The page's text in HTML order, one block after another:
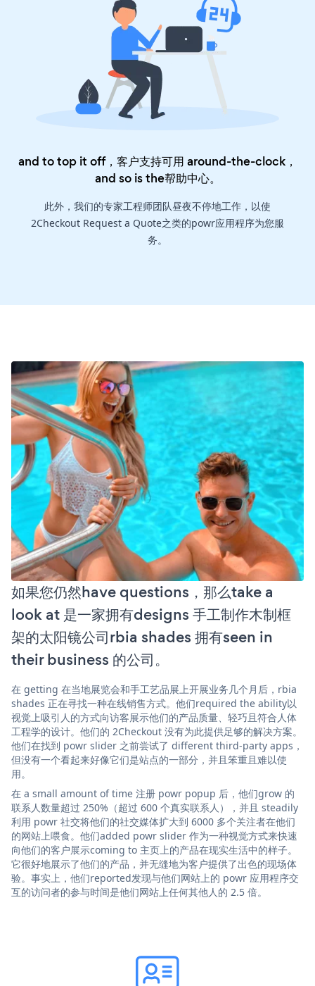
and to top it off，客户支持可用 around-the-clock，
and so is the帮助中心。
此外，我们的专家工程师团队昼夜不停地工作，以使
2Checkout Request a Quote之类的powr应用程序为您服
务。
如果您仍然have questions，那么take a
look at 是一家拥有designs 手工制作木制框
架的太阳镜公司rbia shades 拥有seen in
their business 的公司。
在 getting 在当地展览会和手工艺品展上开展业务几个月后，rbia
shades 正在寻找一种在线销售方式。他们required the ability以
视觉上吸引人的方式向访客展示他们的产品质量、轻巧且符合人体
工程学的设计。他们的 2Checkout 没有为此提供足够的解决方案。
他们在找到 powr slider 之前尝试了 different third-party apps，
但没有一个看起来好像它们是站点的一部分，并且笨重且难以使
用。
在 a small amount of time 注册 powr popup 后，他们grow 的
联系人数量超过 250%（超过 600 个真实联系人），并且 steadily
利用 powr 社交将他们的社交媒体扩大到 6000 多个关注者在他们
的网站上喂食。他们added powr slider 作为一种视觉方式来快速
向他们的客户展示coming to 主页上的产品在现实生活中的样子。
它很好地展示了他们的产品，并无缝地为客户提供了出色的现场体
验。事实上，他们reported发现与他们网站上的 powr 应用程序交
互的访问者的参与时间是他们网站上任何其他人的 2.5 倍。